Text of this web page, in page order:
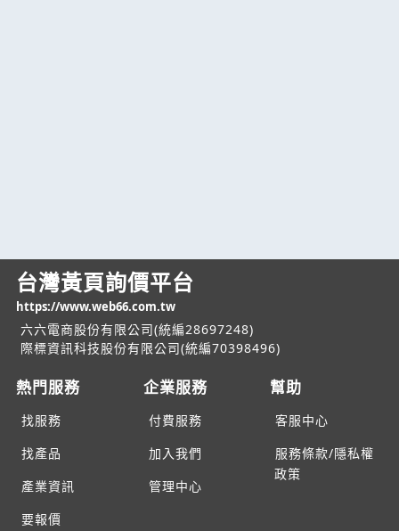
台灣黃頁詢價平台
https://www.web66.com.tw
六六電商股份有限公司(統編28697248)
際標資訊科技股份有限公司(統編70398496)
熱門服務
找服務
找產品
產業資訊
要報價
企業服務
付費服務
加入我們
管理中心
幫助
客服中心
服務條款/隱私權
政策